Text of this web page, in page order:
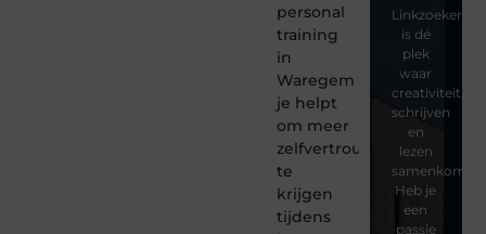
personal
training
in
Waregem
je helpt
om meer
zelfvertrouwen
te
krijgen
tijdens
is dé
plek
waar
creativiteit,
schrijven
en
lezen
samenkomen.
Heb je
een
passie